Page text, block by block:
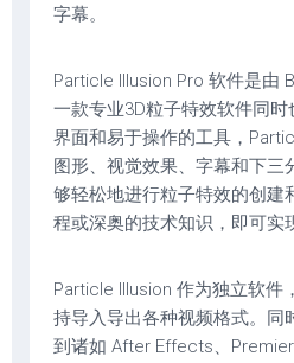
字幕。
Particle Illusion Pro 软件是由
一款专业3D粒子特效软件同
界面和易于操作的工具，
图形、视觉效果、字幕和下三
够轻松地进行粒子特效的创建
程或深奥的技术知识，即可实
Particle Illusion 作为独立软件
持导入导出各种视频格式。同
到诸如 After Effects、